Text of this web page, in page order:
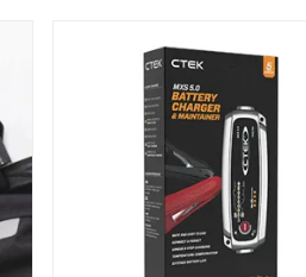
gör dem till ett viktigt tillägg för